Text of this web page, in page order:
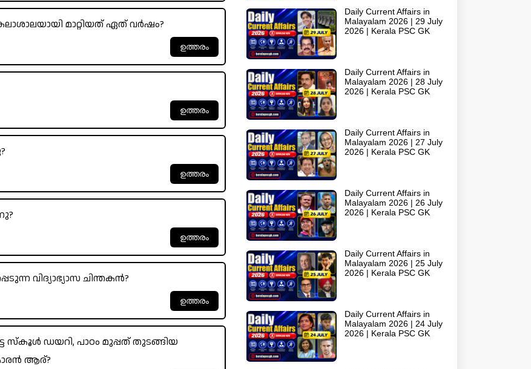
മാറ്റിയത് ഏത് വർഷം?
വിദ്യാഭ്യാസ ചിന്തകൻ?
സ്കൂൾ ഡയറി, പാഠം മുപ്പത് തുടങ്ങിയ
ആര്?
Daily Current Affairs in
Malayalam 2026 | 29 July
2026 | Kerala PSC GK
Daily Current Affairs in
Malayalam 2026 | 28 July
2026 | Kerala PSC GK
Daily Current Affairs in
Malayalam 2026 | 27 July
2026 | Kerala PSC GK
Daily Current Affairs in
Malayalam 2026 | 26 July
2026 | Kerala PSC GK
Daily Current Affairs in
Malayalam 2026 | 25 July
2026 | Kerala PSC GK
Daily Current Affairs in
Malayalam 2026 | 24 July
2026 | Kerala PSC GK